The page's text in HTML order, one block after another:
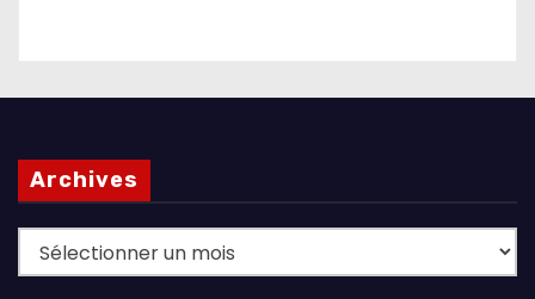
Archives
Archives